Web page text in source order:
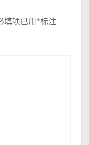
填项已用*标注